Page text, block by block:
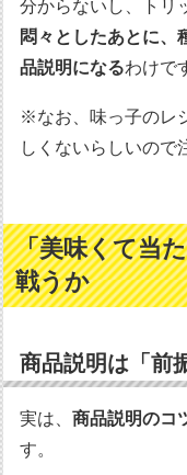
分からないし、トリ
悶々としたあとに、
品説明になるわけで
※なお、味っ子のレ
しくないらしいので
「美味くて当
戦うか
商品説明は「前
実は、商品説明のコ
す。